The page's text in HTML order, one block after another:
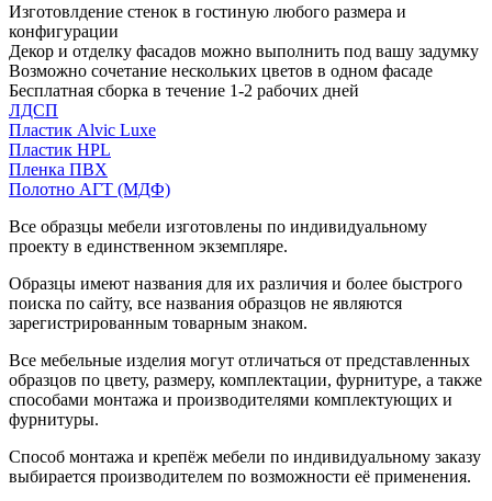
Изготовлдение стенок в гостиную любого размера и
конфигурации
Декор и отделку фасадов можно выполнить под вашу задумку
Возможно сочетание нескольких цветов в одном фасаде
Бесплатная сборка в течение 1-2 рабочих дней
ЛДСП
Пластик Alvic Luxe
Пластик HPL
Пленка ПВХ
Полотно АГТ (МДФ)
Все образцы мебели изготовлены по индивидуальному
проекту в единственном экземпляре.
Образцы имеют названия для их различия и более быстрого
поиска по сайту, все названия образцов не являются
зарегистрированным товарным знаком.
Все мебельные изделия могут отличаться от представленных
образцов по цвету, размеру, комплектации, фурнитуре, а также
способами монтажа и производителями комплектующих и
фурнитуры.
Способ монтажа и крепёж мебели по индивидуальному заказу
выбирается производителем по возможности её применения.